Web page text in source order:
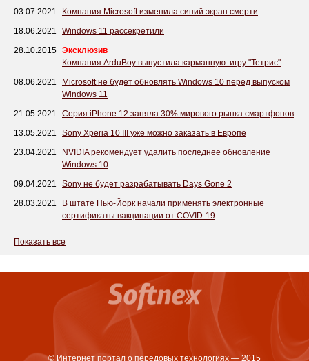
03.07.2021
Компания Microsoft изменила синий экран смерти
18.06.2021
Windows 11 рассекретили
28.10.2015 Эксклюзив
Компания ArduBoy выпустила карманную игру "Тетрис"
08.06.2021
Microsoft не будет обновлять Windows 10 перед выпуском
Windows 11
21.05.2021
Серия iPhone 12 заняла 30% мирового рынка смартфонов
13.05.2021
Sony Xperia 10 III уже можно заказать в Европе
23.04.2021
NVIDIA рекомендует удалить последнее обновление
Windows 10
09.04.2021
Sony не будет разрабатывать Days Gone 2
28.03.2021
В штате Нью-Йорк начали применять электронные
сертификаты вакцинации от COVID-19
Показать все
© Интернет портал о передовых технологиях — 2015